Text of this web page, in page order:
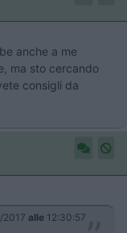
anche a me
ma sto cercando
consigli da
alle 12:30:57